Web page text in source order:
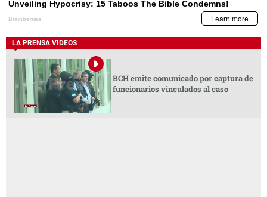
LA PRENSA VIDEOS
BCH emite comunicado por captura de
funcionarios vinculados al caso